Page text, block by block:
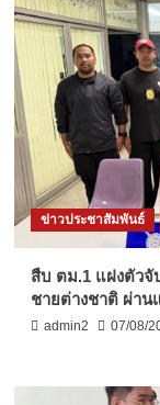
ข่าวประชาสัมพันธ์
สืบ ตม.1 แฝงตัว
ชายต่างชาติ ผ่า
admin2 07/08/